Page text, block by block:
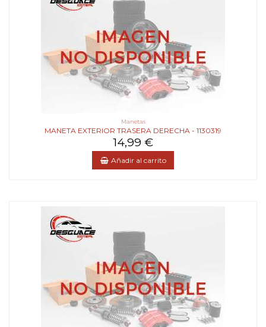
Manetas
MANETA EXTERIOR TRASERA DERECHA - 1130319
14,99 €
Añadir al carrito